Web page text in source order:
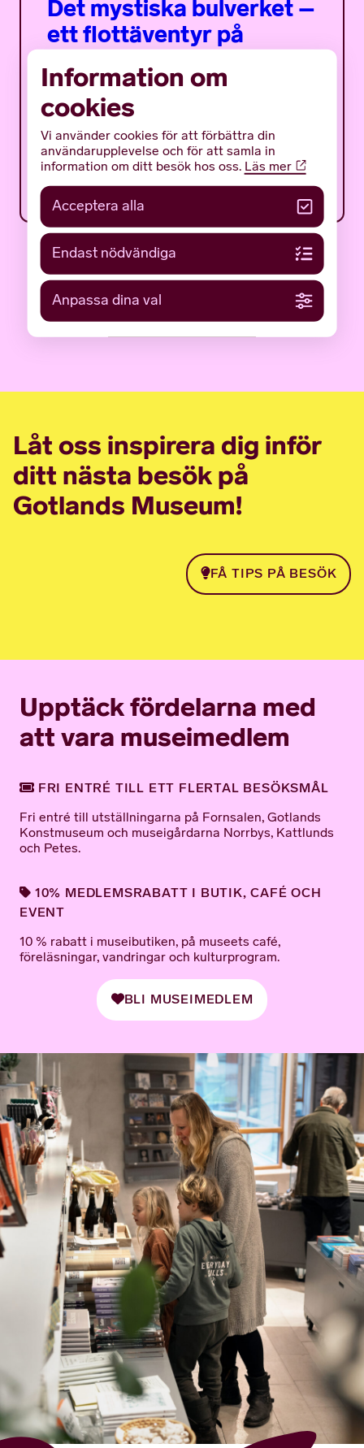
Det mystiska bulverket –
ett flottäventyr på
träsket
för ungdomar med fokus på en av Gotlands
det tidigmedeltida bulverket på botten av...
12 JUNI 2026
LÄS FLER NYHETER
Låt oss inspirera dig inför
ditt nästa besök på
Gotlands Museum!
FÅ TIPS PÅ BESÖK
Upptäck fördelarna med
att vara museimedlem
FRI ENTRÉ TILL ETT FLERTAL BESÖKSMÅL
Fri entré till utställningarna på Fornsalen, Gotlands
Konstmuseum och museigårdarna Norrbys, Kattlunds
och Petes.
10% MEDLEMSRABATT I BUTIK, CAFÉ OCH
EVENT
10 % rabatt i museibutiken, på museets café,
föreläsningar, vandringar och kulturprogram.
BLI MUSEIMEDLEM
Information om
cookies
Vi använder cookies för att förbättra din
användarupplevelse och för att samla in
information om ditt besök hos oss. Läs mer
Acceptera alla
Endast nödvändiga
Anpassa dina val